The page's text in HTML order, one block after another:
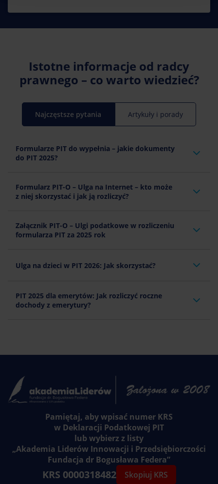
Istotne informacje od radcy
prawnego – co warto wiedzieć?
Najczęstsze pytania Artykuły i porady
Formularze PIT do wypełnia – jakie dokumenty
do PIT 2025?
Formularz PIT-O – Ulga na Internet – kto może
z niej skorzystać i jak ją rozliczyć?
Załącznik PIT-O – Ulgi podatkowe w rozliczeniu
formularza PIT za 2025 rok
Ulga na dzieci w PIT 2026: Jak skorzystać?
PIT 2025 dla emerytów: Jak rozliczyć roczne
dochody z emerytury?
Pamiętaj, aby wpisać numer KRS
w Deklaracji Podatkowej PIT
lub wybierz z listy
„Akademia Liderów Innowacji i Przedsiębiorczości
Fundacja dr Bogusława Federa”
KRS 0000318482 Skopiuj KRS